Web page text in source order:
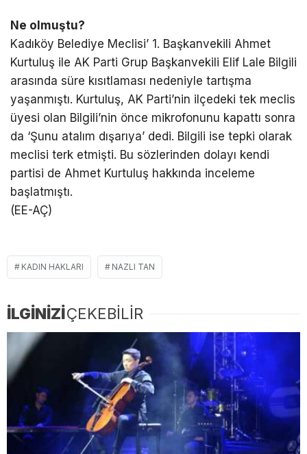
Ne olmuştu?
Kadıköy Belediye Meclisi’ 1. Başkanvekili Ahmet
Kurtuluş ile AK Parti Grup Başkanvekili Elif Lale Bilgili
arasında süre kısıtlaması nedeniyle tartışma
yaşanmıştı. Kurtuluş, AK Parti’nin ilçedeki tek meclis
üyesi olan Bilgili’nin önce mikrofonunu kapattı sonra
da ‘Şunu atalım dışarıya’ dedi. Bilgili ise tepki olarak
meclisi terk etmişti. Bu sözlerinden dolayı kendi
partisi de Ahmet Kurtuluş hakkında inceleme
başlatmıştı.
(EE-AÇ)
KADIN HAKLARI NAZLI TAN
İLGİNİZİÇEKEBİLİR